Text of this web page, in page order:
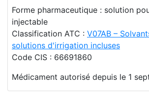
Forme pharmaceutique : solution
injectable
Classification ATC : V07AB –
solutions d'irrigation incluses
Code CIS : 66691860
Médicament autorisé depuis le 1